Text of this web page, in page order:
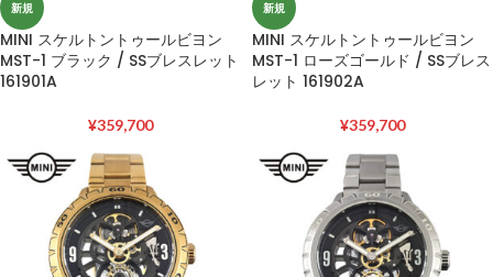
新規
MINI スケルトントゥールビヨン
MST-1 ブラック / SSブレスレット
161901A
¥359,700
新規
MINI スケルトントゥールビヨン
MST-1 ローズゴールド / SSブレス
レット 161902A
¥359,700